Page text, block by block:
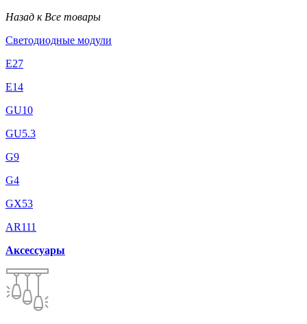
Назад к Все товары
Светодиодные модули
E27
E14
GU10
GU5.3
G9
G4
GX53
AR111
Аксессуары